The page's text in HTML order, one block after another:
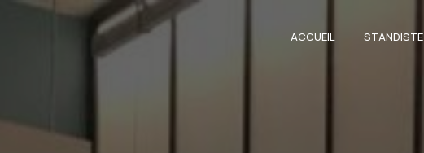
ACCUEIL STANDISTE
Panneau de gestion des cookies